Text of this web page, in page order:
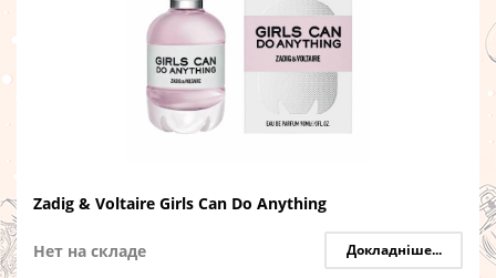
Zadig & Voltaire Girls Can Do Anything
Нет на складе Докладніше...